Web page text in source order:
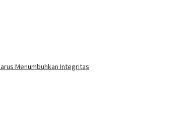
Menumbuhkan Integritas